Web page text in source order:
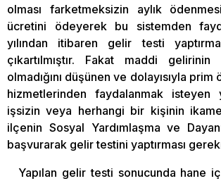
olması farketmeksizin aylık
ücretini ödeyerek bu sistemden
yılından itibaren gelir testi
çıkartılmıştır. Fakat maddi
olmadığını düşünen ve dolayısıyla
hizmetlerinden faydalanmak
işsizin veya herhangi bir kişinin
ilçenin Sosyal Yardımlaşma ve
başvurarak gelir testini yaptırması
Yapılan gelir testi sonucunda hane